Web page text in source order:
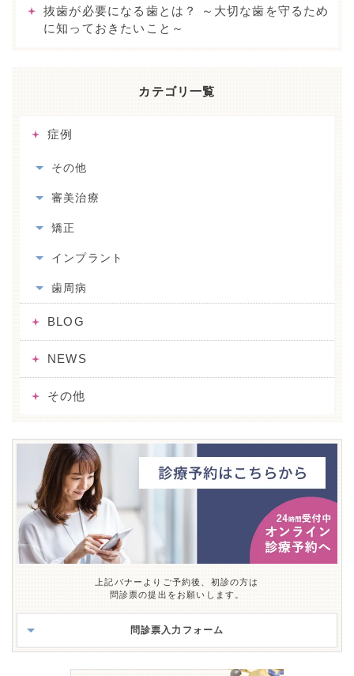
抜歯が必要になる歯とは？ ～大切な歯を守るため
に知っておきたいこと～
カテゴリ一覧
症例
その他
審美治療
矯正
インプラント
歯周病
BLOG
NEWS
その他
上記バナーよりご予約後、初診の方は
問診票の提出をお願いします。
問診票入力フォーム